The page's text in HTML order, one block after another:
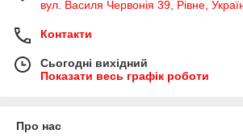
вул. Василя Червонія 39, Рівне,
Контакти
Сьогодні вихідний
Показати весь графік роботи
Про нас